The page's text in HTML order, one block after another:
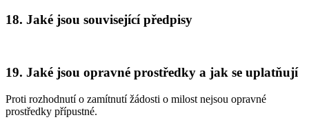
18. Jaké jsou související předpisy
19. Jaké jsou opravné prostředky a jak se uplatňují
Proti rozhodnutí o zamítnutí žádosti o milost nejsou opravné
prostředky přípustné.